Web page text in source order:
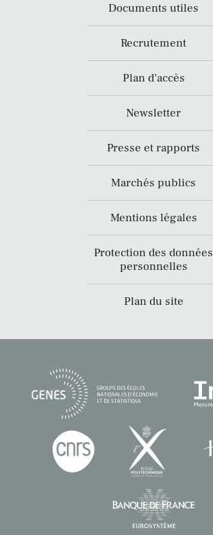
Documents utiles
Recrutement
Plan d’accès
Newsletter
Presse et rapports
Marchés publics
Mentions légales
Protection des données
personnelles
Plan du site